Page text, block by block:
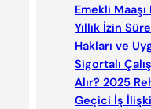
Emekli Maaşı
Yıllık İzin
Hakları ve
Sigortalı
Alır? 2025
Geçici İş